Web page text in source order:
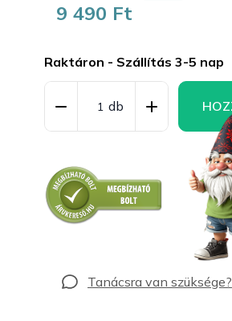
9 490 Ft
Raktáron - Szállítás 3-5 nap